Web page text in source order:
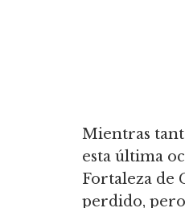
Mientras
esta última
Fortaleza de
perdido,